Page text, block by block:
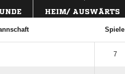
HEIM/ AUSWÄRTS
Spiele
7